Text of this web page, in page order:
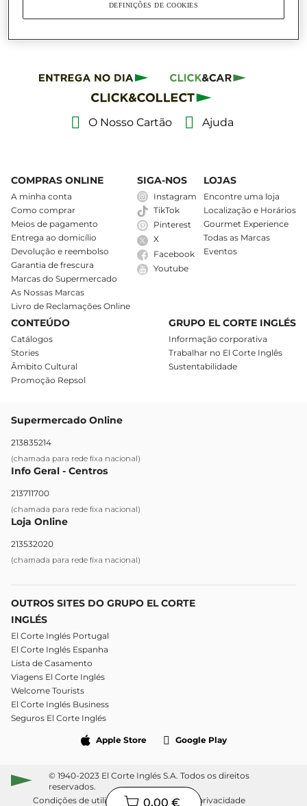
500 Ml
O Nosso Cartão Ajuda
COMPRAS ONLINE
A minha conta
Como comprar
Meios de pagamento
Entrega ao domicílio
Devolução e reembolso
Garantia de frescura
Marcas do Supermercado
As Nossas Marcas
Livro de Reclamações Online
SIGA-NOS
Instagram
TikTok
Pinterest
X
Facebook
Youtube
LOJAS
Encontre uma loja
Localização e Horários
Gourmet Experience
Todas as Marcas
Eventos
CONTEÚDO
Catálogos
Stories
Âmbito Cultural
Promoção Repsol
GRUPO EL CORTE INGLÉS
Informação corporativa
Trabalhar no El Corte Inglês
Sustentabilidade
Supermercado Online
213835214
(chamada para rede fixa nacional)
Info Geral - Centros
213711700
(chamada para rede fixa nacional)
Loja Online
213532020
(chamada para rede fixa nacional)
OUTROS SITES DO GRUPO EL CORTE
INGLÉS
El Corte Inglés Portugal
El Corte Inglés Espanha
Lista de Casamento
Viagens El Corte Inglés
Welcome Tourists
El Corte Inglés Business
Seguros El Corte Inglés
Apple Store Google Play
© 1940-2023 El Corte Inglés S.A. Todos os direitos
reservados.
Condições de utilização
Política de privacidade
0,00 €
DEFINIÇÕES DE COOKIES